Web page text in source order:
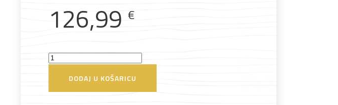
ponudi126,99 €
Berrcom
toplomjer
DODAJ U KOŠARICU